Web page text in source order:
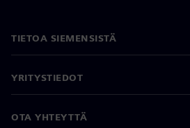
TIETOA SIEMENSISTÄ
YRITYSTIEDOT
OTA YHTEYTTÄ